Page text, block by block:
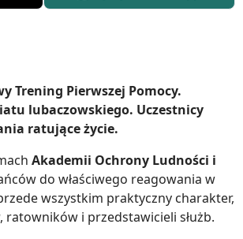
Trening Pierwszej Pomocy.
lubaczowskiego. Uczestnicy
ratujące życie.
Akademii Ochrony Ludności i
do właściwego reagowania w
wszystkim praktyczny charakter,
i przedstawicieli służb.